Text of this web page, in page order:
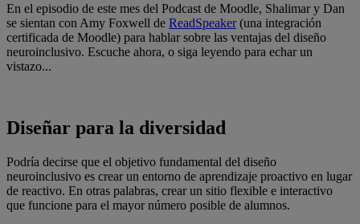
En el episodio de este mes del Podcast de Moodle, Shalimar y Dan
se sientan con Amy Foxwell de ReadSpeaker(una integración
certificada de Moodle) para hablar sobre las ventajas del diseño
neuroinclusivo. Escuche ahora, o siga leyendo para echar un
vistazo...
Diseñar para la diversidad
Podría decirse que el objetivo fundamental del diseño
neuroinclusivo es crear un entorno de aprendizaje proactivo en lugar
de reactivo. En otras palabras, crear un sitio flexible e interactivo
que funcione para el mayor número posible de alumnos.